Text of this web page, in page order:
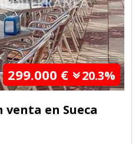
299.000 € 20.3%
en Sueca